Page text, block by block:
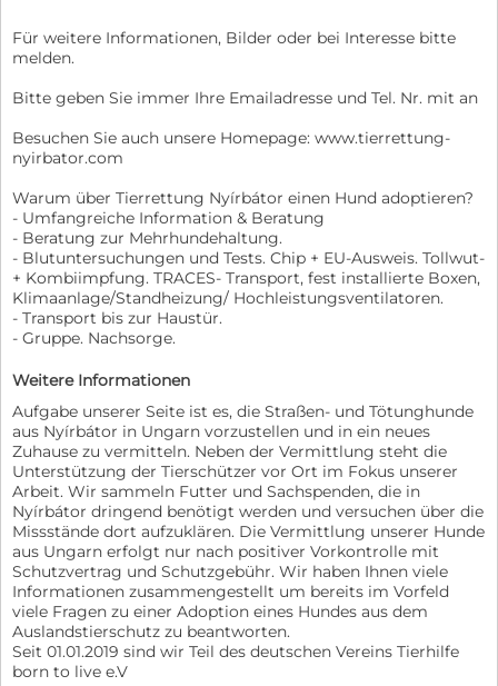
Für weitere Informationen, Bilder oder bei Interesse bitte
melden.
Bitte geben Sie immer Ihre Emailadresse und Tel. Nr. mit an
Besuchen Sie auch unsere Homepage: www.tierrettung-
nyirbator.com
Warum über Tierrettung Nyírbátor einen Hund adoptieren?
- Umfangreiche Information & Beratung
- Beratung zur Mehrhundehaltung.
- Blutuntersuchungen und Tests. Chip + EU-Ausweis. Tollwut-
+ Kombiimpfung. TRACES- Transport, fest installierte Boxen,
Klimaanlage/Standheizung/ Hochleistungsventilatoren.
- Transport bis zur Haustür.
- Gruppe. Nachsorge.
Weitere Informationen
Aufgabe unserer Seite ist es, die Straßen- und Tötunghunde
aus Nyírbátor in Ungarn vorzustellen und in ein neues
Zuhause zu vermitteln. Neben der Vermittlung steht die
Unterstützung der Tierschützer vor Ort im Fokus unserer
Arbeit. Wir sammeln Futter und Sachspenden, die in
Nyírbátor dringend benötigt werden und versuchen über die
Missstände dort aufzuklären. Die Vermittlung unserer Hunde
aus Ungarn erfolgt nur nach positiver Vorkontrolle mit
Schutzvertrag und Schutzgebühr. Wir haben Ihnen viele
Informationen zusammengestellt um bereits im Vorfeld
viele Fragen zu einer Adoption eines Hundes aus dem
Auslandstierschutz zu beantworten.
Seit 01.01.2019 sind wir Teil des deutschen Vereins Tierhilfe
born to live e.V